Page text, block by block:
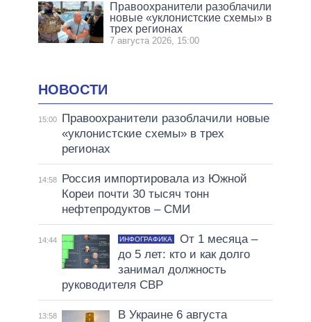
Правоохранители разоблачили
новые «уклонистские схемы» в
трех регионах
7 августа 2026, 15:00
НОВОСТИ
15:00
Правоохранители разоблачили новые
«уклонистские схемы» в трех
регионах
14:58
Россия импортировала из Южной
Кореи почти 30 тысяч тонн
нефтепродуктов – СМИ
14:44 ИНФОГРАФИКА
От 1 месяца –
до 5 лет: кто и как долго
занимал должность
руководителя СВР
13:58
В Украине 6 августа